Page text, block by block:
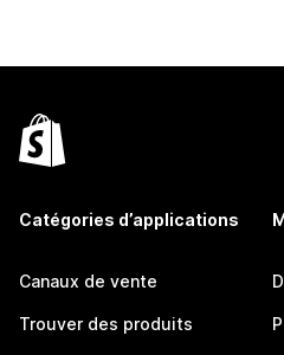
Catégories d’applications
Canaux de vente
Trouver des produits